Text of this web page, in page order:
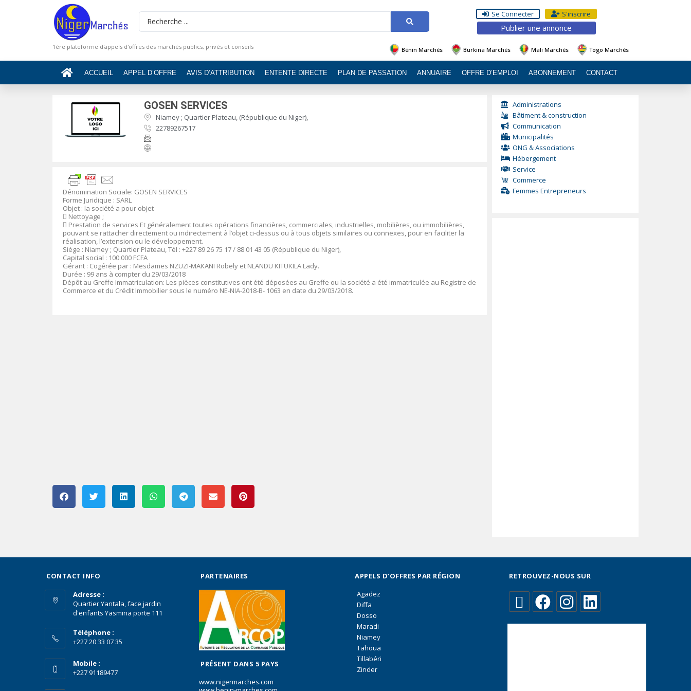
Se Connecter S'inscrire
Publier une annonce
1ère plateforme d'appels d'offres des marchés publics, privés et conseils Bénin Marchés Burkina Marchés Mali Marchés Togo Marchés
ACCUEIL APPEL D’OFFRE AVIS D’ATTRIBUTION ENTENTE DIRECTE PLAN DE PASSATION ANNUAIRE OFFRE D’EMPLOI ABONNEMENT CONTACT
GOSEN SERVICES
Niamey ; Quartier Plateau, (République du Niger),
22789267517
Dénomination Sociale: GOSEN SERVICES
Forme Juridique : SARL
Objet : la société a pour objet
 Nettoyage ;
 Prestation de services Et généralement toutes opérations financières, commerciales, industrielles, mobilières, ou immobilières,
pouvant se rattacher directement ou indirectement à l’objet ci-dessus ou à tous objets similaires ou connexes, pour en faciliter la
réalisation, l’extension ou le développement.
Siège : Niamey ; Quartier Plateau, Tél : +227 89 26 75 17 / 88 01 43 05 (République du Niger),
Capital social : 100.000 FCFA
Gérant : Cogérée par : Mesdames NZUZI-MAKANI Robely et NLANDU KITUKILA Lady.
Durée : 99 ans à compter du 29/03/2018
Dépôt au Greffe Immatriculation: Les pièces constitutives ont été déposées au Greffe ou la société a été immatriculée au Registre de
Commerce et du Crédit Immobilier sous le numéro NE-NIA-2018-B- 1063 en date du 29/03/2018.
Administrations
Bâtiment & construction
Communication
Municipalités
ONG & Associations
Hébergement
Service
Commerce
Femmes Entrepreneurs
CONTACT INFO
Adresse :
Quartier Yantala, face jardin
d'enfants Yasmina porte 111
Téléphone :
+227 20 33 07 35
Mobile :
+227 91189477
PARTENAIRES
PRÉSENT DANS 5 PAYS
www.nigermarches.com
APPELS D’OFFRES PAR RÉGION
Agadez
Diffa
Dosso
Maradi
Niamey
Tahoua
Tillabéri
Zinder
RETROUVEZ-NOUS SUR